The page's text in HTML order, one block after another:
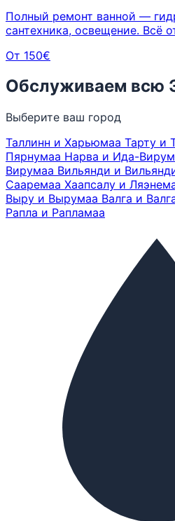
Полный ремонт ванной —
сантехника, освещение. Всё
От 150€
Обслуживаем всю
Выберите ваш город
Таллинн и Харьюмаа Тарту и
Пярнумаа Нарва и Ида-
Вирумаа Вильянди и
Сааремаа Хаапсалу и
Выру и Вырумаа Валга и
Рапла и Рапламаа